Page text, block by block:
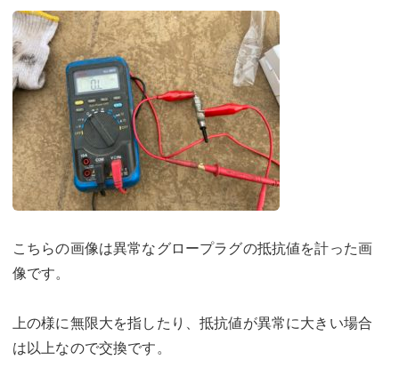
こちらの画像は異常なグロープラグの抵抗値を計った画
像です。
上の様に無限大を指したり、抵抗値が異常に大きい場合
は以上なので交換です。